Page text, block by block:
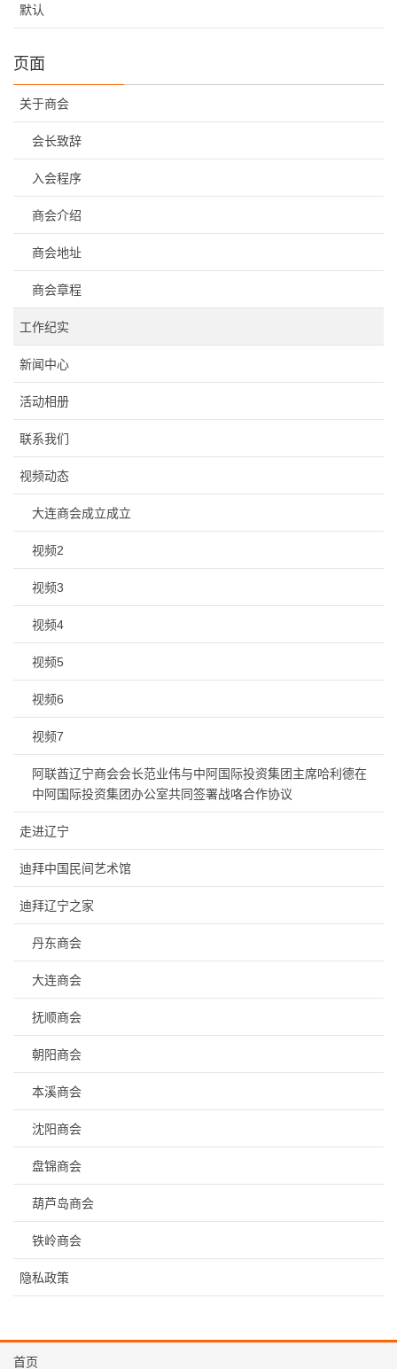
默认
页面
关于商会
会长致辞
入会程序
商会介绍
商会地址
商会章程
工作纪实
新闻中心
活动相册
联系我们
视频动态
大连商会成立成立
视频2
视频3
视频4
视频5
视频6
视频7
阿联酋辽宁商会会长范业伟与中阿国际投资集团主席哈利德在
中阿国际投资集团办公室共同签署战咯合作协议
走进辽宁
迪拜中国民间艺术馆
迪拜辽宁之家
丹东商会
大连商会
抚顺商会
朝阳商会
本溪商会
沈阳商会
盘锦商会
葫芦岛商会
铁岭商会
隐私政策
首页